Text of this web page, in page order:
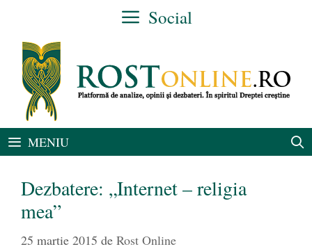
conținut
Social
MENIU
Dezbatere: „Internet – religia
mea”
25 martie 2015 de Rost Online